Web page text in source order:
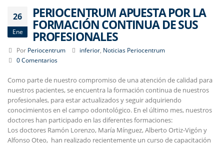
26
Ene
PERIOCENTRUM APUESTA POR LA
FORMACIÓN CONTINUA DE SUS
PROFESIONALES
Por Periocentrum inferior Noticias Periocentrum
0 Comentarios
Como parte de nuestro compromiso de una atención de calidad para
nuestros pacientes, se encuentra la formación continua de nuestros
profesionales, para estar actualizados y seguir adquiriendo
conocimientos en el campo odontológico. En el último mes, nuestros
doctores han participado en las diferentes formaciones:
Los doctores Ramón Lorenzo, María Mínguez, Alberto Ortiz-Vigón y
Alfonso Oteo, han realizado recientemente un curso de capacitación